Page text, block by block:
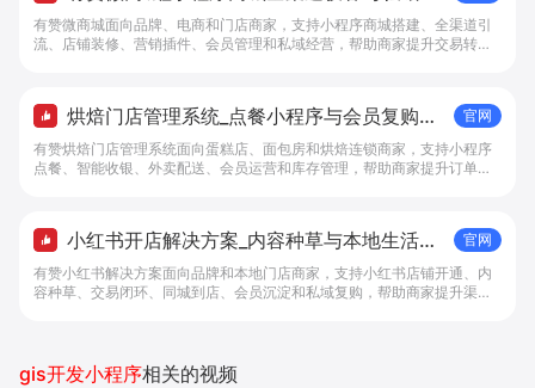
购工具 - 做生意, 找有赞
有赞微商城面向品牌、电商和门店商家，支持小程序商城搭建、全渠道引
流、店铺装修、营销插件、会员管理和私域经营，帮助商家提升交易转化
烘焙门店管理系统_点餐小程序与会员复购工
具 - 做生意, 找有赞
官网
有赞烘焙门店管理系统面向蛋糕店、面包房和烘焙连锁商家，支持小程序
点餐、智能收银、外卖配送、会员运营和库存管理，帮助商家提升订单转
小红书开店解决方案_内容种草与本地生活转
化工具 - 做生意, 找有赞
官网
有赞小红书解决方案面向品牌和本地门店商家，支持小红书店铺开通、内
容种草、交易闭环、同城到店、会员沉淀和私域复购，帮助商家提升渠道
gis开发小程序相关的视频